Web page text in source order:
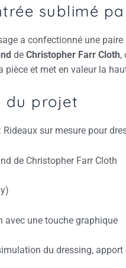
sublimé
a confectionné une
de Christopher Farr Cloth,
et met en valeur la
du projet
: Rideaux sur mesure pour
de Christopher Farr Cloth
avec une touche graphique
du dressing, apport